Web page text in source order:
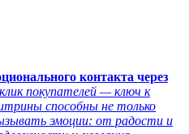
контакта через
покупателей — ключ к
способны не только
эмоции: от радости и